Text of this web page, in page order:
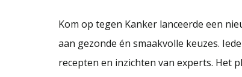
Kom op tegen Kanker lanceerde een
aan gezonde én smaakvolle keuzes.
recepten en inzichten van experts. Het